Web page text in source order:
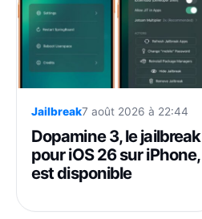
Jailbreak7 août 2026 à 22:44
Dopamine 3, le jailbreak
pour iOS 26 sur iPhone,
est disponible